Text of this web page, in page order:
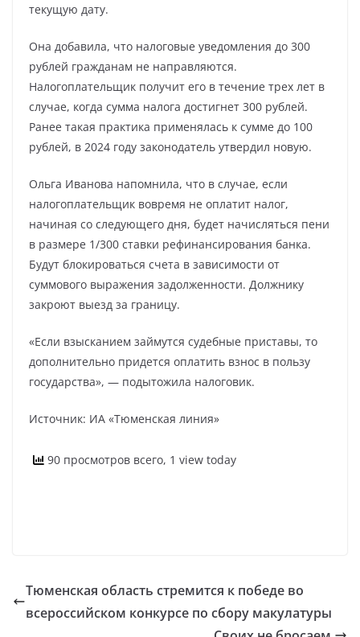
текущую дату.
Она добавила, что налоговые уведомления до 300
рублей гражданам не направляются.
Налогоплательщик получит его в течение трех лет в
случае, когда сумма налога достигнет 300 рублей.
Ранее такая практика применялась к сумме до 100
рублей, в 2024 году законодатель утвердил новую.
Ольга Иванова напомнила, что в случае, если
налогоплательщик вовремя не оплатит налог,
начиная со следующего дня, будет начисляться пени
в размере 1/300 ставки рефинансирования банка.
Будут блокироваться счета в зависимости от
суммового выражения задолженности. Должнику
закроют выезд за границу.
«Если взысканием займутся судебные приставы, то
дополнительно придется оплатить взнос в пользу
государства», — подытожила налоговик.
Источник: ИА «Тюменская линия»
90 просмотров всего, 1 view today
Тюменская область стремится к победе во
всероссийском конкурсе по сбору макулатуры